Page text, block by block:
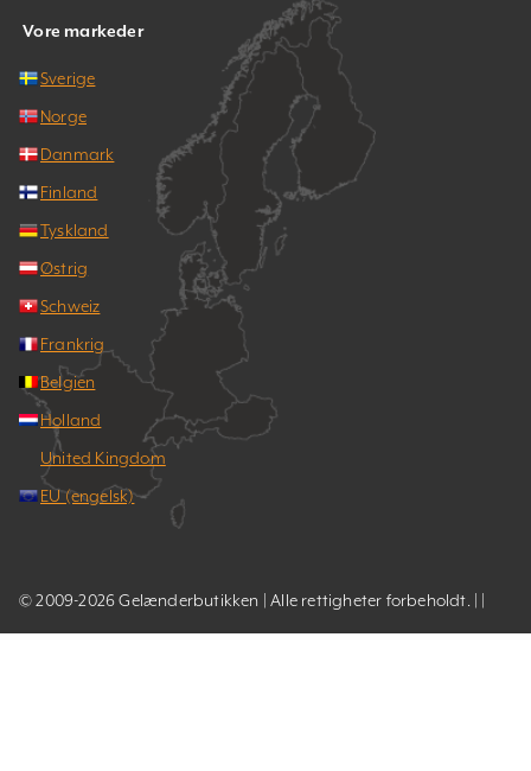
Vore markeder
Sverige
Norge
Danmark
Finland
Tyskland
Østrig
Schweiz
Frankrig
Belgien
Holland
United Kingdom
EU (engelsk)
© 2009-2026 Gelænderbutikken | Alle rettigheter forbeholdt. | |